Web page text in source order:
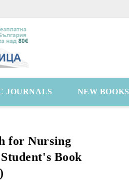
JOURNALS NEW BOOKS
for Nursing
Book